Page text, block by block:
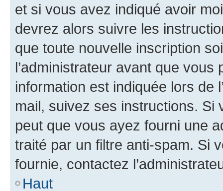
et si vous avez indiqué avoir
devrez alors suivre les
que toute nouvelle inscription
l’administrateur avant que
information est indiquée lors de
mail, suivez ses instructions. Si
peut que vous ayez fourni une
traité par un filtre anti-spam. Si
fournie, contactez
Haut